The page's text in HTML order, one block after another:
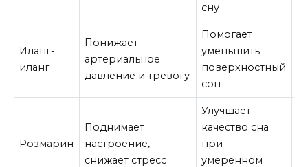
сну
Иланг-
иланг
Понижает
артериальное
давление и тревогу
Помогает
уменьшить
поверхностный
сон
Розмарин
Поднимает
настроение,
снижает стресс
Улучшает
качество сна
при
умеренном